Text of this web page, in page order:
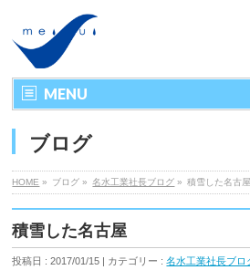
MENU
ブログ
HOME » ブログ » 名水工業社長ブログ » 積雪した名古屋
積雪した名古屋
投稿日 : 2017/01/15 | カテゴリー :名水工業社長ブロ